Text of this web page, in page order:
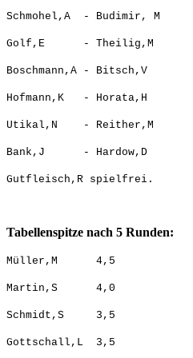
Schmohel,A - Budimir, M
Golf,E - Theilig,M
Boschmann,A - Bitsch,V
Hofmann,K - Horata,H
Utikal,N - Reither,M
Bank,J - Hardow,D
Gutfleisch,R spielfrei.
Tabellenspitze nach 5 Runden:
Müller,M 4,5
Martin,S 4,0
Schmidt,S 3,5
Gottschall,L 3,5